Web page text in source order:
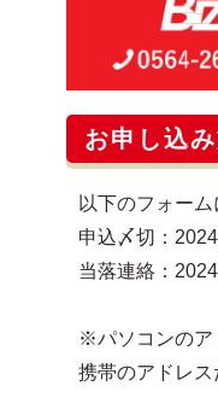
お申し込
以下のフォー
申込〆切：
当落連絡：
※パソコンのア
携帯のアドレス